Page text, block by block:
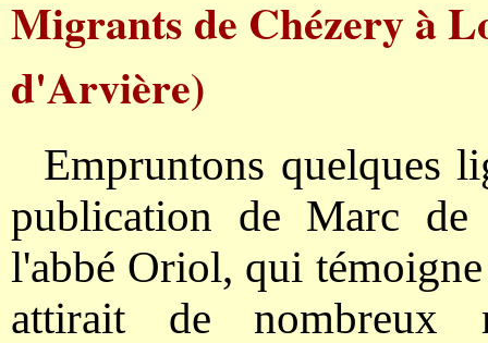
Migrants de Chézery à
d'Arvière)
Empruntons quelques
publication de Marc de
l'abbé Oriol, qui
attirait de nombreux